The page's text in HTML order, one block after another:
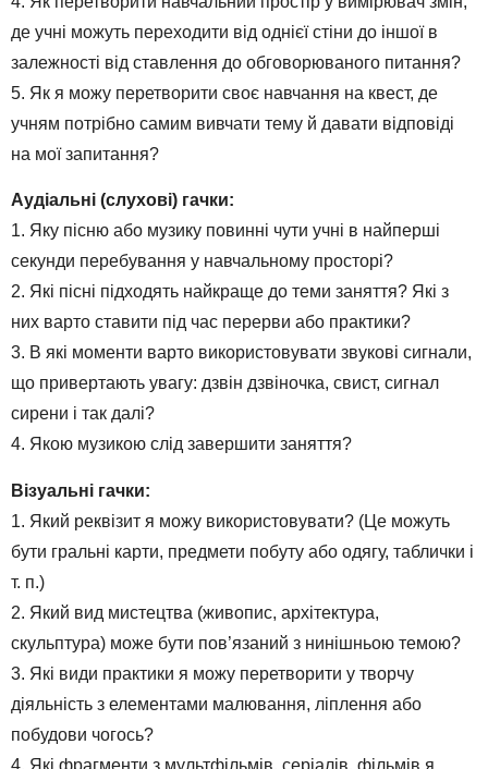
де учні можуть переходити від однієї стіни до іншої в
залежності від ставлення до обговорюваного питання?
5. Як я можу перетворити своє навчання на квест, де
учням потрібно самим вивчати тему й давати відповіді
на мої запитання?
Аудіальні (слухові) гачки:
1. Яку пісню або музику повинні чути учні в найперші
секунди перебування у навчальному просторі?
2. Які пісні підходять найкраще до теми заняття? Які з
них варто ставити під час перерви або практики?
3. В які моменти варто використовувати звукові сигнали,
що привертають увагу: дзвін дзвіночка, свист, сигнал
сирени і так далі?
4. Якою музикою слід завершити заняття?
Візуальні гачки:
1. Який реквізит я можу використовувати? (Це можуть
бути гральні карти, предмети побуту або одягу, таблички і
т. п.)
2. Який вид мистецтва (живопис, архітектура,
скульптура) може бути пов’язаний з нинішньою темою?
3. Які види практики я можу перетворити у творчу
діяльність з елементами малювання, ліплення або
побудови чогось?
4. Які фрагменти з мультфільмів, серіалів, фільмів я